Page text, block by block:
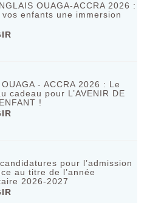
OUAGA-ACCRA 2026 :
enfants une immersion
- ACCRA 2026 : Le
cadeau pour L’AVENIR DE
!
pour l’admission
au titre de l’année
2026-2027